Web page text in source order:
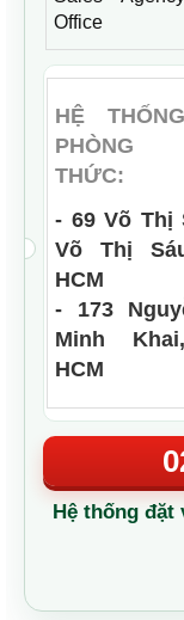
Office
HỆ
PHÒNG
THỨC:
- 69 Võ Thị
Võ Thị
HCM
- 173
Minh
HCM
Hệ thống đặt